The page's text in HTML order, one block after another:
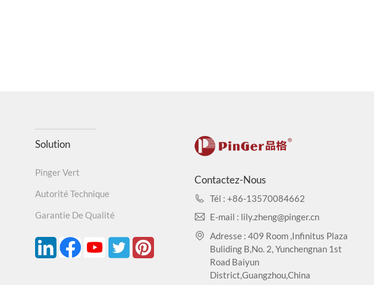
Solution
Pinger Vert
Autorité Technique
Garantie De Qualité
Contactez-Nous
Tél : +86-13570084662
E-mail : lily.zheng@pinger.cn
Adresse : 409 Room ,Infinitus Plaza
Buliding B,No. 2, Yunchengnan 1st
Road Baiyun
District,Guangzhou,China